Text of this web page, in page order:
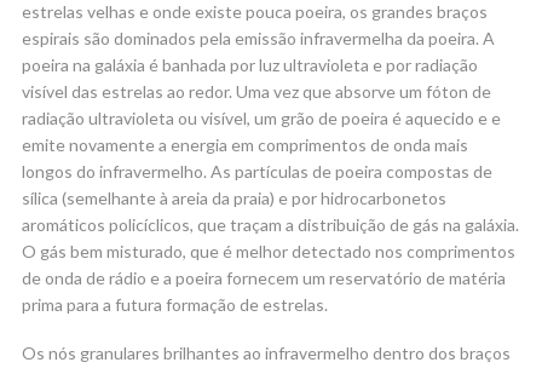
estrelas velhas e onde existe pouca poeira, os grandes braços
espirais são dominados pela emissão infravermelha da poeira. A
poeira na galáxia é banhada por luz ultravioleta e por radiação
visível das estrelas ao redor. Uma vez que absorve um fóton de
radiação ultravioleta ou visível, um grão de poeira é aquecido e e
emite novamente a energia em comprimentos de onda mais
longos do infravermelho. As partículas de poeira compostas de
sílica (semelhante à areia da praia) e por hidrocarbonetos
aromáticos policíclicos, que traçam a distribuição de gás na galáxia.
O gás bem misturado, que é melhor detectado nos comprimentos
de onda de rádio e a poeira fornecem um reservatório de matéria
prima para a futura formação de estrelas.
Os nós granulares brilhantes ao infravermelho dentro dos braços